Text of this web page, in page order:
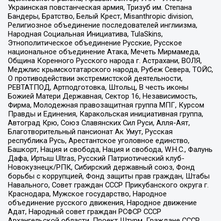
Украинская повстанческая армия, Тризуб им. Степана
Бандеры, Братство, Белый Крест, Misanthropic division,
Религиозное объединение последователей инглиизма,
Народная Социальная Инициатива, TulaSkins,
Этнополитическое объединение Русские, Русское
национальное объединение Атака, Мечеть Мирмамеда,
Община Коренного Русского народа г. Астрахани, ВОЛЯ,
Меджлис крымскотатарского народа, Рубеж Севера, ТОЙС,
О противодействии экстремистской деятельности,
РЕВТАТПОД, Артподготовка, Штольц, В честь иконы
Божией Матери Державная, Сектор 16, Независимость,
Фирма, Молодежная правозащитная группа МПГ, Курсом
Правды и Единения, Каракольская инициативная группа,
Автоград Крю, Союз Славянских Сил Руси, Алля-Аят,
Благотворительный пансионат Ак Умут, Русская
республика Русь, Арестантское уголовное единство,
Башкорт, Нация и свобода, Нация и свобода, W.H.С., Фалунь
Дафа, Иртыш Ultras, Русский Патриотический клуб-
Новокузнецк/РПК, Сибирский державный союз, Фонд
борьбы с коррупцией, Фонд защиты прав граждан, Штабы
Навального, Совет граждан СССР Прикубанского округа г.
Краснодара, Мужское государство, Народное
объединение русского движения, Народное движение
Адат, Народный совет граждан РСФСР СССР